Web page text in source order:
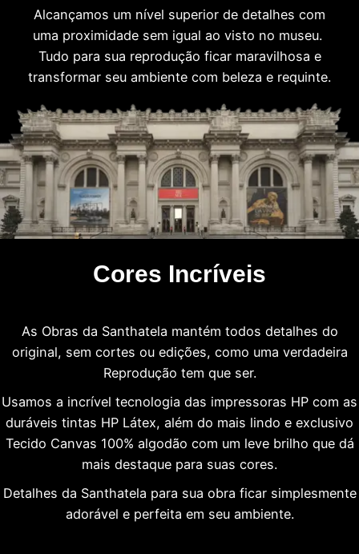
Alcançamos um nível superior de detalhes com
uma proximidade sem igual ao visto no museu.
Tudo para sua reprodução ficar maravilhosa e
transformar seu ambiente com beleza e requinte.
Cores Incríveis
As Obras da Santhatela mantém todos detalhes do
original, sem cortes ou edições, como uma verdadeira
Reprodução tem que ser.
Usamos a incrível tecnologia das impressoras HP com as
duráveis tintas HP Látex, além do mais lindo e exclusivo
Tecido Canvas 100% algodão com um leve brilho que dá
mais destaque para suas cores.
Detalhes da Santhatela para sua obra ficar simplesmente
adorável e perfeita em seu ambiente.